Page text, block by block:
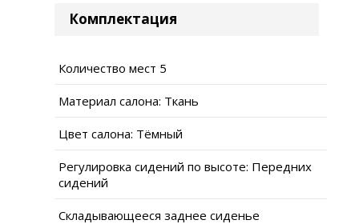
Комплектация
Количество мест 5
Материал салона: Ткань
Цвет салона: Тёмный
Регулировка сидений по высоте: Передних
сидений
Складывающееся заднее сиденье